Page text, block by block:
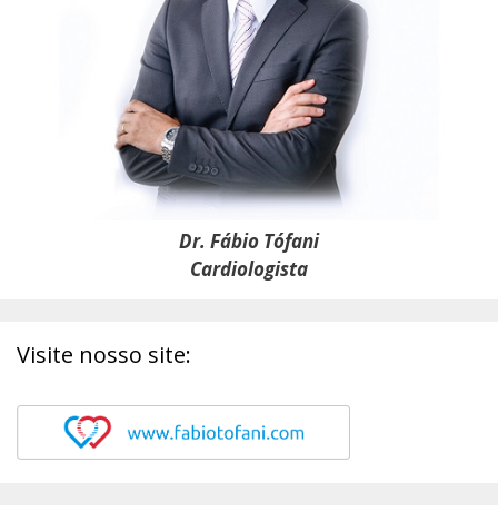
Dr. Fábio Tófani
Cardiologista
Visite nosso site: